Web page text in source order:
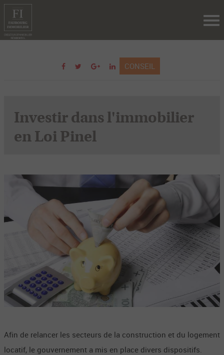
CONSEIL
Investir dans l'immobilier
en Loi Pinel
Afin de relancer les secteurs de la construction et du logement
locatif, le gouvernement a mis en place divers dispositifs.